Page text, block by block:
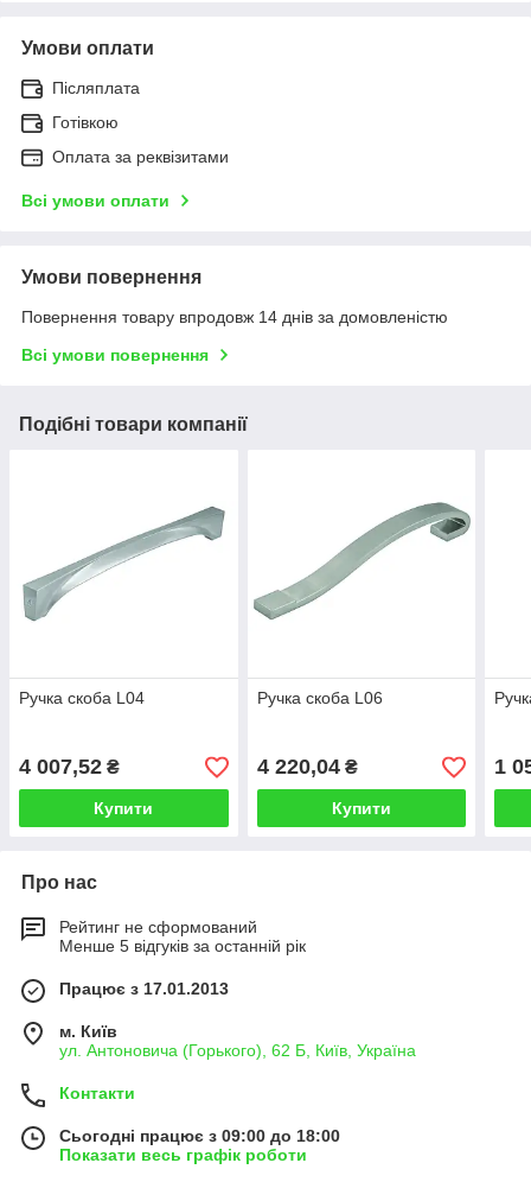
Умови оплати
Післяплата
Готівкою
Оплата за реквізитами
Всі умови оплати
Умови повернення
Повернення товару впродовж 14 днів за домовленістю
Всі умови повернення
Подібні товари компанії
Ручка скоба L04
4 007,52 ₴
Купити
Ручка скоба L06
4 220,04₴
Купити
1
Про нас
Рейтинг не сформований
Менше 5 відгуків за останній рік
Працює з 17.01.2013
м. Київ
ул. Антоновича (Горького), 62 Б, Київ, Україна
Контакти
Сьогодні працює з 09:00 до 18:00
Показати весь графік роботи